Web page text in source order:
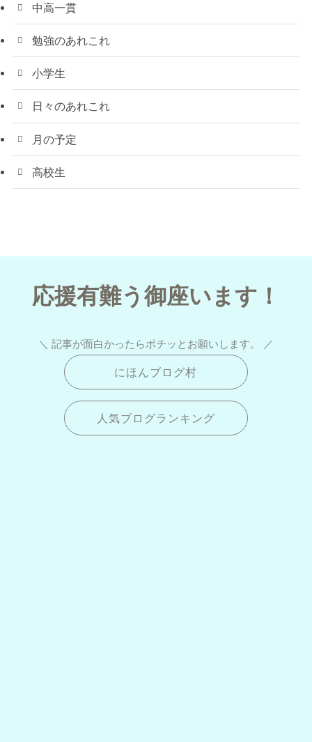
中高一貫
勉強のあれこれ
小学生
日々のあれこれ
月の予定
高校生
応援有難う御座います！
＼ 記事が面白かったらポチッとお願いします。 ／
にほんブログ村
人気ブログランキング